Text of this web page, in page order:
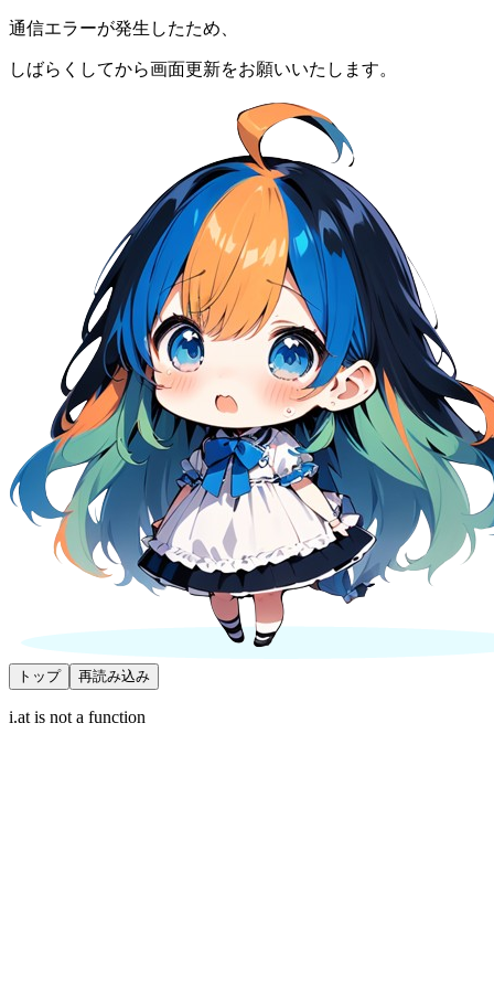
通信エラーが発生したため、
しばらくしてから画面更新をお願いいたします。
トップ 再読み込み
i.at is not a function